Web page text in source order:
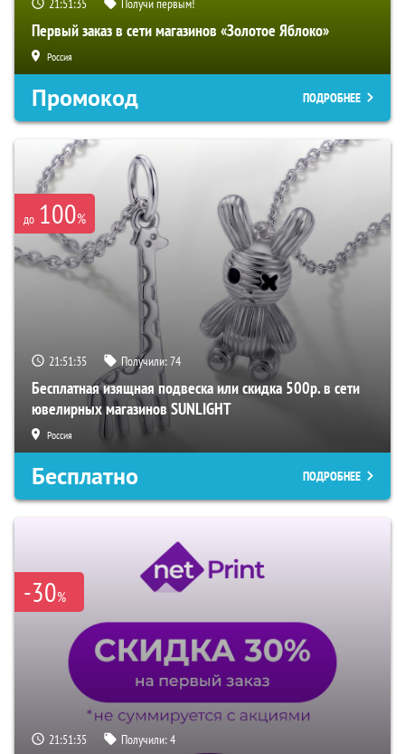
21:51:34 Получи первым!
Первый заказ в сети магазинов «Золотое Яблоко»
Россия
Промокод ПОДРОБНЕЕ
до 100%
21:51:34 Получили:74
Бесплатная изящная подвеска или скидка 500р. в сети
ювелирных магазинов SUNLIGHT
Россия
Бесплатно ПОДРОБНЕЕ
-30%
21:51:34 Получили:4